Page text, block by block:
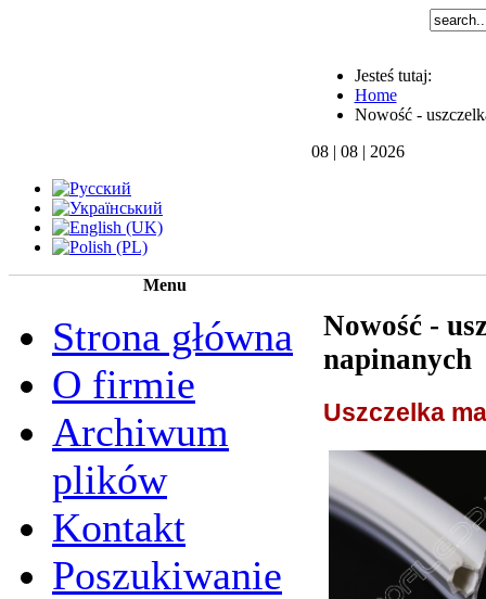
Jesteś tutaj:
Home
Nowość -
08 | 08 | 2026
Menu
Strona główna
O firmie
Archiwum
plików
Kontakt
Poszukiwanie
Nowość -
napinanych
Uszczelka